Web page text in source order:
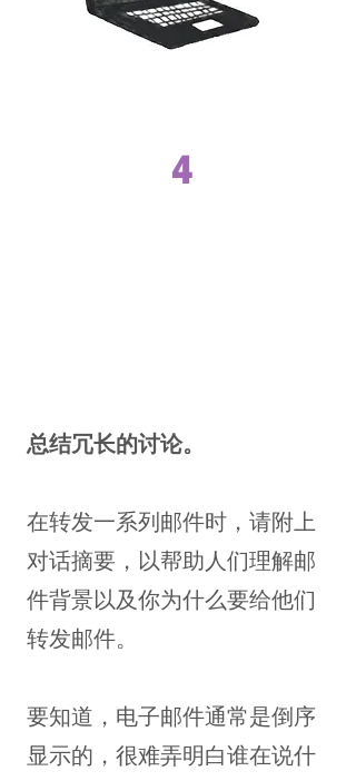
4
总结冗长的讨论。
在转发一系列邮件时，请附上
对话摘要，以帮助人们理解邮
件背景以及你为什么要给他们
转发邮件。
要知道，电子邮件通常是倒序
显示的，很难弄明白谁在说什